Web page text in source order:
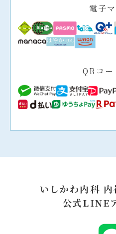
電子
QRコー
いしかわ内科 内
公式LINE